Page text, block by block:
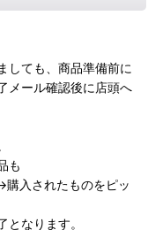
しても、商品準備前に
メール確認後に店頭へ
も
入されたものをピッ
なります。